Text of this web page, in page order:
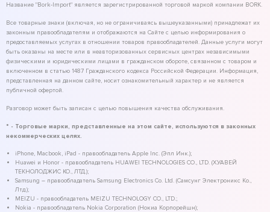
Название "Bork-Import" является зарегистрированной торговой маркой компании BORK.
Все товарные знаки (включая, но не ограничиваясь вышеуказанными) принадлежат их
законным правообладателям и отображаются на Сайте с целью информирования о
предоставляемых услугах в отношении товаров правообладателей. Данные услуги могут
быть оказаны на месте или в неавторизованных сервисных центрах независимыми
физическими и юридическими лицами в гражданском обороте, связанном с товаром и
включенном в статью 1487 Гражданского кодекса Российской Федерации. Информация,
представленная на данном сайте, носит ознакомительный характер и не является
публичной офертой.
Разговор может быть записан с целью повышения качества обслуживания.
* - Торговые марки, представленные на этом сайте, используются в законных
некоммерческих целях.
iPhone, Macbook, iPad - правообладатель Apple Inc. (Эпл Инк.);
Huawei и Honor - правообладатель HUAWEI TECHNOLOGIES CO., LTD. (ХУАВЕЙ
ТЕКНОЛОДЖИС КО., ЛТД.);
Samsung – правообладатель Samsung Electronics Co. Ltd. (Самсунг Электроникс Ко.,
Лтд.);
MEIZU - правообладатель MEIZU TECHNOLOGY CO., LTD.;
Nokia - правообладатель Nokia Corporation (Нокиа Корпорейшн);